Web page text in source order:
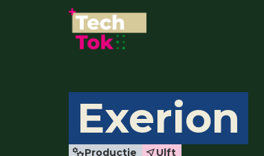
Exerion
Productie Ulft